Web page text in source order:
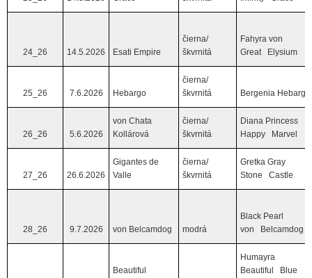
24_26 14.5.2026 Esati Empire
čierna/
škvrnitá
Fahyra von
Great Elysium
25_26 7.6.2026 Hebargo
čierna/
škvrnitá
Bergenia Hebargo
26_26 5.6.2026
von Chata
Kollárová
čierna/
škvrnitá
Diana Princess
Happy Marvel
27_26 26.6.2026
Gigantes de
Valle
čierna/
škvrnitá
Gretka Gray
Stone Castle
28_26 9.7.2026 von Belcamdog modrá
Black Pearl
von Belcamdog
Beautiful
Humayra
Beautiful Blue